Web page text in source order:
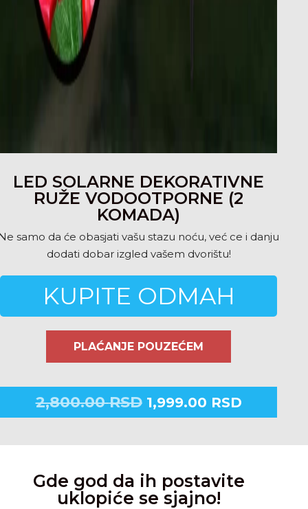
LED SOLARNE DEKORATIVNE
RUŽE VODOOTPORNE (2
KOMADA)
samo da će obasjati vašu stazu noću, već ce i danju
dodati dobar izgled vašem dvorištu!
KUPITE ODMAH
PLAĆANJE POUZEĆEM
2,800.00RSD 1,999.00 RSD
Gde god da ih postavite
uklopiće se sjajno!